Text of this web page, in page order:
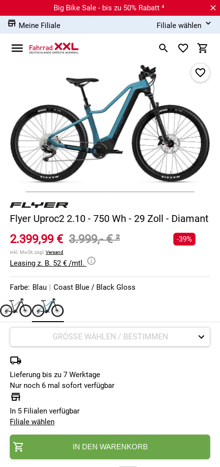
Big Bike Sale - bis zu 50% Rabatt ⁴
Meine Filiale
Filiale wählen
Flyer Uproc2 2.10 - 750 Wh - 29 Zoll - Diamant
2.399,99 € 3.999,- €²
inkl. MwSt, zzgl. Versand
-39%
Leasing z. B. 52 € /mtl.
Farbe: Blau | Coast Blue / Black Gloss
Lieferung bis zu 7 Werktage
Nur noch 6 mal sofort verfügbar
In 5 Filialen verfügbar
Filiale wählen
IN DEN WARENKORB